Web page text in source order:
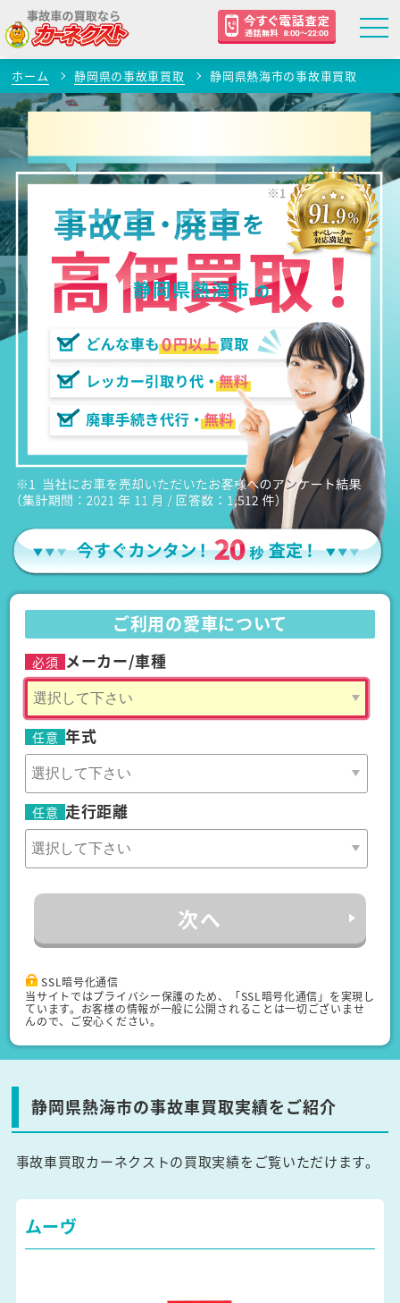
ホーム 静岡県の事故車買取 静岡県熱海市の事故車買取
静岡県熱海市 の
ご利用の愛車について
必須 メーカー/車種
任意 年式
任意 走行距離
次へ
SSL暗号化通信
当サイトではプライバシー保護のため、「SSL暗号化通信」を実現し
ています。お客様の情報が一般に公開されることは一切ございませ
んので、ご安心ください。
静岡県熱海市の事故車買取実績をご紹介
事故車買取カーネクストの買取実績をご覧いただけます。
ムーヴ